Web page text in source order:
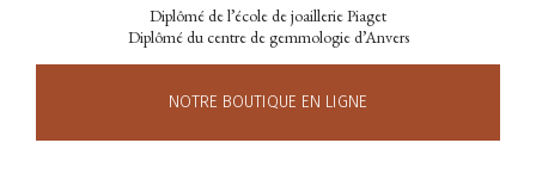
Diplômé de l’école de joaillerie Piaget
Diplômé du centre de gemmologie d’Anvers
NOTRE BOUTIQUE EN LIGNE